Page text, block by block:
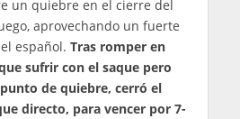
un quiebre en el cierre del
aprovechando un fuerte
español. Tras romper en
sufrir con el saque pero
de quiebre, cerró el
directo, para vencer por 7-